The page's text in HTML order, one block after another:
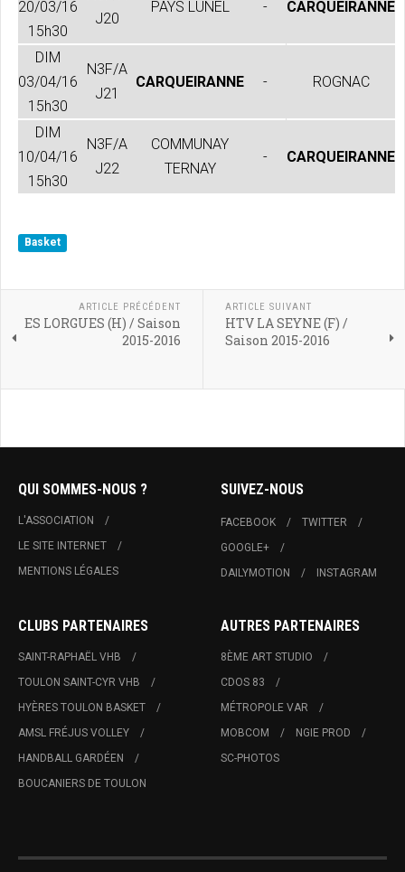
20/03/16
15h30
J20
PAYS LUNEL - CARQUEIRANNE
DIM
03/04/16
15h30
N3F/A
J21
CARQUEIRANNE - ROGNAC
DIM
10/04/16
15h30
N3F/A
J22
COMMUNAY
TERNAY
- CARQUEIRANNE
Basket
ARTICLE PRÉCÉDENT
ES LORGUES (H) / Saison
2015-2016
ARTICLE SUIVANT
HTV LA SEYNE (F) /
Saison 2015-2016
QUI SOMMES-NOUS ?
L'ASSOCIATION
LE SITE INTERNET
MENTIONS LÉGALES
SUIVEZ-NOUS
FACEBOOK
TWITTER
GOOGLE+
DAILYMOTION
INSTAGRAM
CLUBS PARTENAIRES
SAINT-RAPHAËL VHB
TOULON SAINT-CYR VHB
HYÈRES TOULON BASKET
AMSL FRÉJUS VOLLEY
HANDBALL GARDÉEN
BOUCANIERS DE TOULON
AUTRES PARTENAIRES
8ÈME ART STUDIO
CDOS 83
MÉTROPOLE VAR
MOBCOM
NGIE PROD
SC-PHOTOS